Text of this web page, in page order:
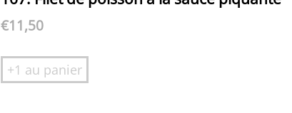
€11,50
+1 au panier